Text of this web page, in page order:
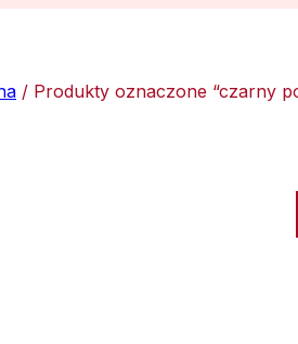
/ Produkty oznaczone “czarny